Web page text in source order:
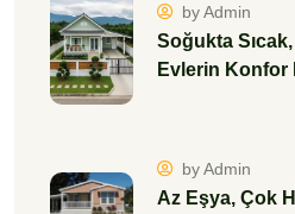
by Admin
Soğukta
Evlerin Konfor
by Admin
Az Eşya, Çok